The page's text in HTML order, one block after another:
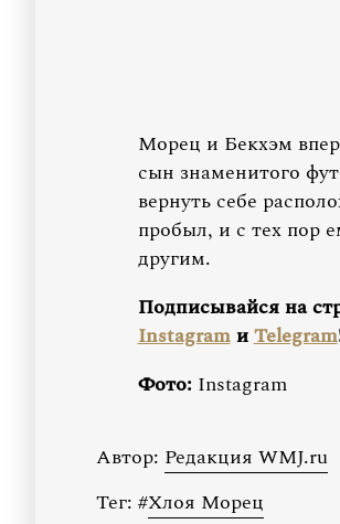
Морец и Бекхэм
сын знаменитого
вернуть себе
пробыл, и с тех пор
другим.
Подписывайся на
InstagramиTelegram
Фото:Instagram
Автор: Редакция WMJ.ru
Тег: #Хлоя Морец